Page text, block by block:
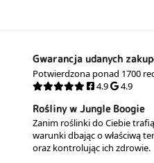
Gwarancja udanych
Potwierdzona ponad 1700
4.9
4.9
Rośliny w Jungle Boogie
Zanim roślinki do Ciebie
warunki dbając o właściwą
oraz kontrolując ich zdrowie.